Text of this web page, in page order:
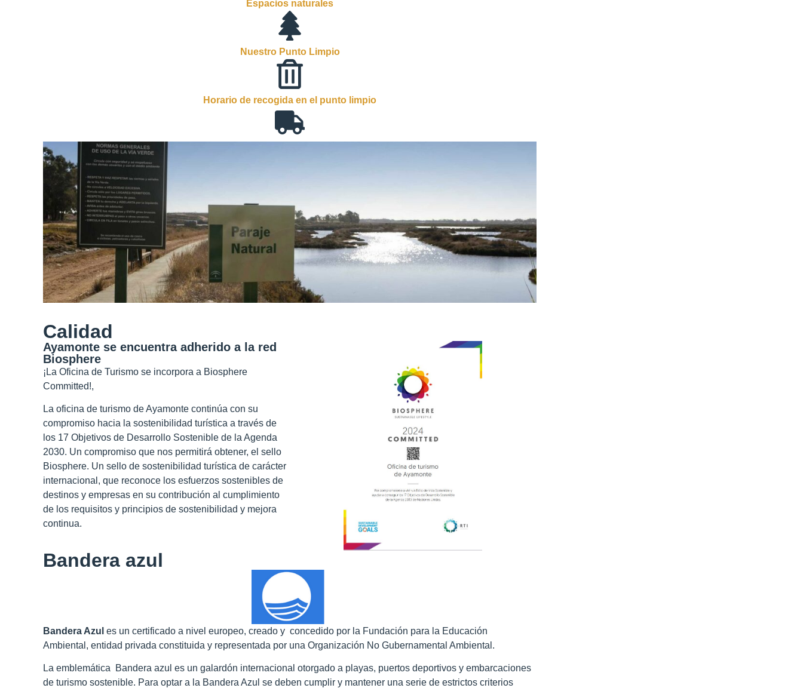
Espacios naturales
Nuestro Punto Limpio
Horario de recogida en el punto limpio
Calidad
Ayamonte se encuentra adherido a la red
Biosphere
¡La Oficina de Turismo se incorpora a Biosphere
Committed!,
La oficina de turismo de Ayamonte continúa con su
compromiso hacia la sostenibilidad turística a través de
los 17 Objetivos de Desarrollo Sostenible de la Agenda
2030. Un compromiso que nos permitirá obtener, el sello
Biosphere. Un sello de sostenibilidad turística de carácter
internacional, que reconoce los esfuerzos sostenibles de
destinos y empresas en su contribución al cumplimiento
de los requisitos y principios de sostenibilidad y mejora
continua.
Bandera azul
Bandera Azul es un certificado a nivel europeo, creado y concedido por la Fundación para la Educación
Ambiental, entidad privada constituida y representada por una Organización No Gubernamental Ambiental.
La emblemática Bandera azul es un galardón internacional otorgado a playas, puertos deportivos y embarcaciones
de turismo sostenible. Para optar a la Bandera Azul se deben cumplir y mantener una serie de estrictos criterios